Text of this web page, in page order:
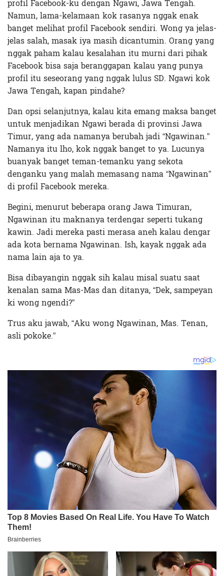
profil Facebook-ku dengan Ngawi, Jawa Tengah.
Namun, lama-kelamaan kok rasanya nggak enak
banget melihat profil Facebook sendiri. Wong ya jelas-
jelas salah, masak iya masih dicantumin. Orang yang
nggak paham kalau kesalahan itu murni dari pihak
Facebook bisa saja beranggapan kalau yang punya
profil itu seseorang yang nggak lulus SD. Ngawi kok
Jawa Tengah, kapan pindahe?
Dan opsi selanjutnya, kalau kita emang maksa banget
untuk menjadikan Ngawi berada di provinsi Jawa
Timur, yang ada namanya berubah jadi “Ngawinan.”
Namanya itu lho, kok nggak banget to ya. Lucunya
buanyak banget teman-temanku yang sekota
denganku yang malah memasang nama “Ngawinan”
di profil Facebook mereka.
Begini, menurut beberapa orang Jawa Timuran,
Ngawinan itu maknanya terdengar seperti tukang
kawin. Jadi mereka pasti merasa aneh kalau dengar
ada kota bernama Ngawinan. Ish, kayak nggak ada
nama lain aja to ya.
Bisa dibayangin nggak sih kalau misal suatu saat
kenalan sama Mas-Mas dan ditanya, “Dek, sampeyan
ki wong ngendi?”
Trus aku jawab, “Aku wong Ngawinan, Mas. Tenan,
asli pokoke.”